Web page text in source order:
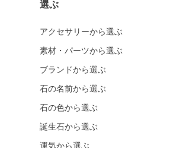
選ぶ
アクセサリーから選ぶ
素材・パーツから選ぶ
ブランドから選ぶ
石の名前から選ぶ
石の色から選ぶ
誕生石から選ぶ
運気から選ぶ